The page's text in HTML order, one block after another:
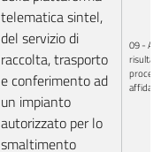
telematica sintel,
del servizio di
raccolta, trasporto
e conferimento ad
un impianto
autorizzato per lo
smaltimento
09 -
risultati